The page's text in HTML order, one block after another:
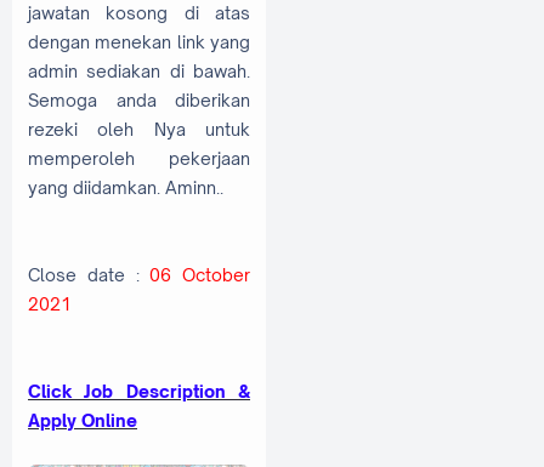
jawatan kosong di atas
dengan menekan link yang
admin sediakan di bawah.
Semoga anda diberikan
rezeki oleh Nya untuk
memperoleh pekerjaan
yang diidamkan. Aminn..
Close date : 06 October
2021
Click Job Description &
Apply Online